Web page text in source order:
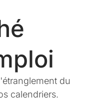
du
calendriers.